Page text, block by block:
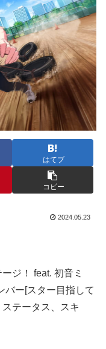
はてブ
コピー
2024.05.23
ジ！ feat. 初音ミ
ー[スター目指して
テータス、スキ